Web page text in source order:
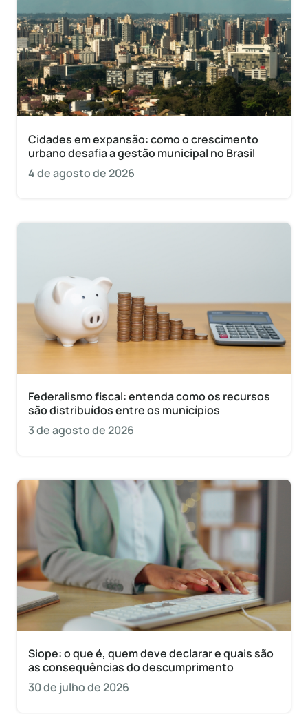
Cidades em expansão: como o crescimento
urbano desafia a gestão municipal no Brasil
4 de agosto de 2026
Federalismo fiscal: entenda como os recursos
são distribuídos entre os municípios
3 de agosto de 2026
Siope: o que é, quem deve declarar e quais são
as consequências do descumprimento
30 de julho de 2026